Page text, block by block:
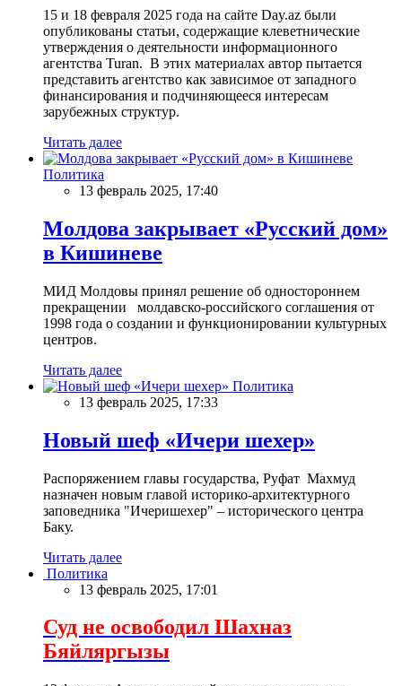
15 и 18 февраля 2025 года на сайте Day.az были
опубликованы статьи, содержащие клеветнические
утверждения о деятельности информационного
агентства Turan. В этих материалах автор пытается
представить агентство как зависимое от западного
финансирования и подчиняющееся интересам
зарубежных структур.
Читать далее
Политика
13 февраль 2025, 17:40
Молдова закрывает «Русский дом»
в Кишиневе
МИД Молдовы принял решение об одностороннем
прекращении молдавско-российского соглашения от
1998 года о создании и функционировании культурных
центров.
Читать далее
Политика
13 февраль 2025, 17:33
Новый шеф «Ичери шехер»
Распоряжением главы государства, Руфат Махмуд
назначен новым главой историко-архитектурного
заповедника "Ичеришехер" – исторического центра
Баку.
Читать далее
Политика
13 февраль 2025, 17:01
Суд не освободил Шахназ
Бяйляргызы